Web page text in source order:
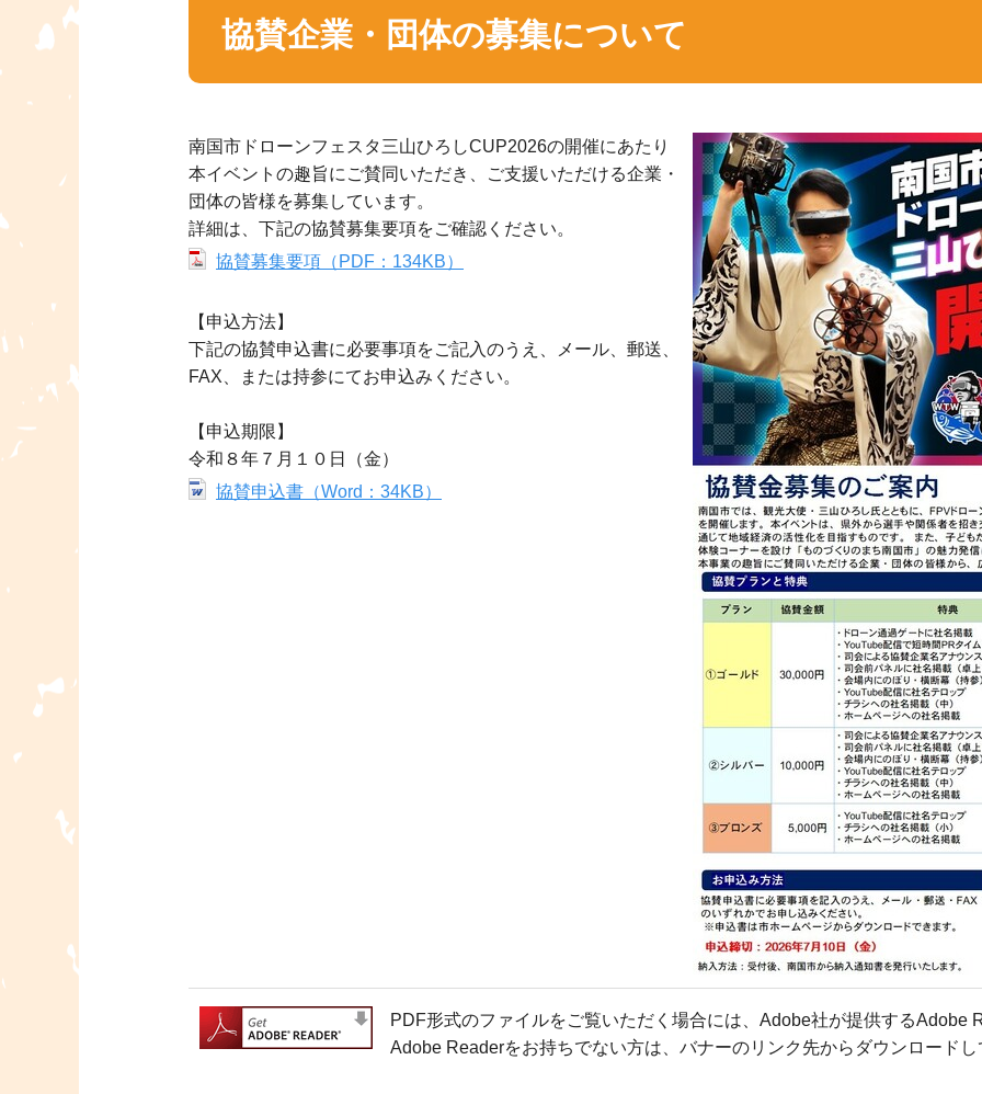
協賛企業・団体の募集について
南国市ドローンフェスタ三山ひろしCUP2026の開催にあたり
本イベントの趣旨にご賛同いただき、ご支援いただける企業・
団体の皆様を募集しています。
詳細は、下記の協賛募集要項をご確認ください。
協賛募集要項（PDF：134KB）
【申込方法】
下記の協賛申込書に必要事項をご記入のうえ、メール、郵送、
FAX、または持参にてお申込みください。
【申込期限】
令和８年７月１０日（金）
協賛申込書（Word：34KB）
PDF形式のファイルをご覧いただく場合には、Adobe社が提供するAdobe
Adobe Readerをお持ちでない方は、バナーのリンク先からダウンロード